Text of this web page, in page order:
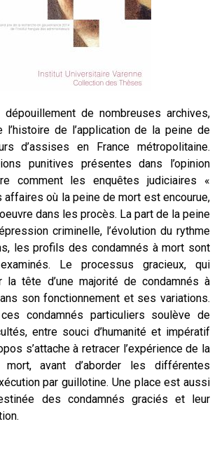
dépouillement de nombreuses archives,
l’histoire de l’application de la peine de
d’assises en France métropolitaine.
punitives présentes dans l’opinion
comment les enquêtes judiciaires «
où la peine de mort est encourue,
dans les procès. La part de la peine
criminelle, l’évolution du rythme
les profils des condamnés à mort sont
Le processus gracieux, qui
la tête d’une majorité de condamnés à
son fonctionnement et ses variations.
condamnés particuliers soulève de
entre souci d’humanité et impératif
s’attache à retracer l’expérience de la
avant d’aborder les différentes
par guillotine. Une place est aussi
des condamnés graciés et leur